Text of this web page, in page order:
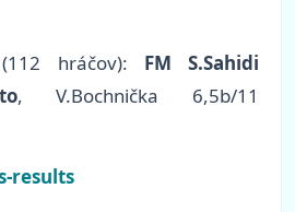
hráčov): FM S.Sahidi
, V.Bochnička 6,5b/11
results